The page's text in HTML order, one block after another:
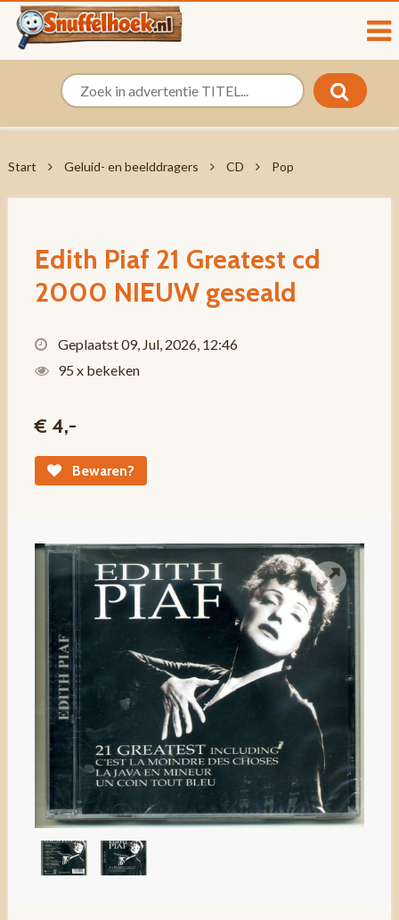
Start Geluid- en beelddragers CD Pop
Edith Piaf 21 Greatest cd
2000 NIEUW geseald
Geplaatst 09, Jul, 2026, 12:46
95 x bekeken
€ 4,-
Bewaren?